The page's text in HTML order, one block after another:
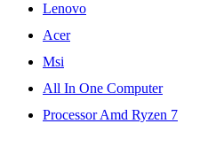
Lenovo
Acer
Msi
All In One Computer
Processor Amd Ryzen 7